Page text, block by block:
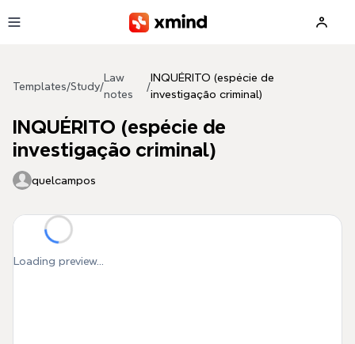
Templates/Study/
Law
notes
/
INQUÉRITO (espécie de
investigação criminal)
INQUÉRITO (espécie de
investigação criminal)
quelcampos
Loading preview...